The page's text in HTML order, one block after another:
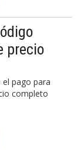
precio
pago para
completo